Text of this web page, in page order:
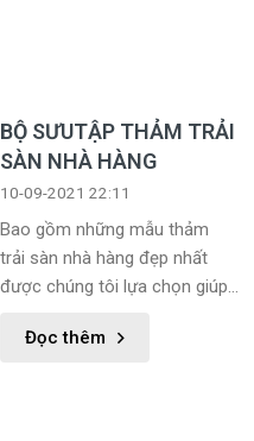
BỘ SƯUTẬP THẢM TRẢI
SÀN NHÀ HÀNG
10-09-2021 22:11
Bao gồm những mẫu thảm
trải sàn nhà hàng đẹp nhất
được chúng tôi lựa chọn giúp
được sản phẩm phù hợp với
Đọc thêm